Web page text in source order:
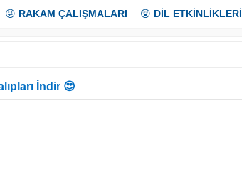
😜 RAKAM ÇALIŞMALARI 😲 DİL ETKİNLİKLERİ
İndir 😍